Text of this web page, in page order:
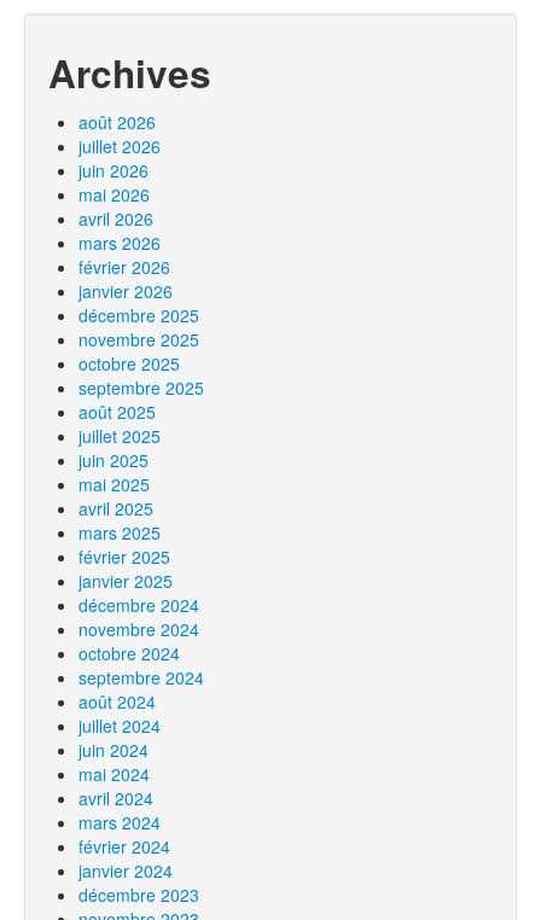
Archives
août 2026
juillet 2026
juin 2026
mai 2026
avril 2026
mars 2026
février 2026
janvier 2026
décembre 2025
novembre 2025
octobre 2025
septembre 2025
août 2025
juillet 2025
juin 2025
mai 2025
avril 2025
mars 2025
février 2025
janvier 2025
décembre 2024
novembre 2024
octobre 2024
septembre 2024
août 2024
juillet 2024
juin 2024
mai 2024
avril 2024
mars 2024
février 2024
janvier 2024
décembre 2023